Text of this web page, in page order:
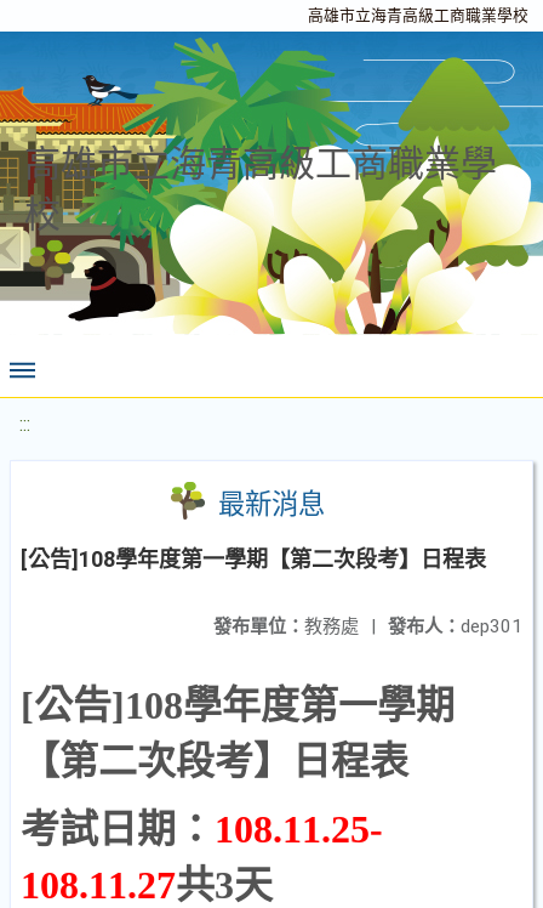
高雄市立海青高級工商職業學校
高雄市立海青高級工商職業學
校
:::
最新消息
[公告]108學年度第一學期【第二次段考】日程表
發布人： dep301
發布單位： 教務處 |
[公告]108學年度第一學期
【第二次段考】
日程表
考試日期： 108.11.25-
108.11.27共3天